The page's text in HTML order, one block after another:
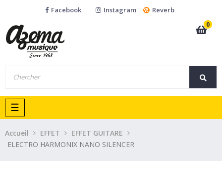
Facebook Instagram
Reverb
0
Basculer
la
navigation
☰
Accueil EFFET
EFFET GUITARE
ELECTRO HARMONIX NANO SILENCER